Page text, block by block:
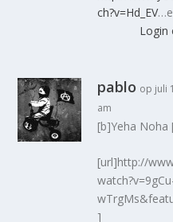
ch?v=Hd_EV
Login
pablo op juli
am
[b]Yeha Noha
[url]http://
]